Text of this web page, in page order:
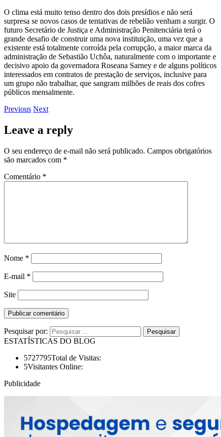
O clima está muito tenso dentro dos dois presídios e não será
surpresa se novos casos de tentativas de rebelião venham a surgir. O
futuro Secretário de Justiça e Administração Penitenciária terá o
grande desafio de construir uma nova instituição, uma vez que a
existente está totalmente corroída pela corrupção, a maior marca da
administração de Sebastião Uchôa, naturalmente com o importante e
decisivo apoio da governadora Roseana Sarney e de alguns políticos
interessados em contratos de prestação de serviços, inclusive para
um grupo não trabalhar, que sangram milhões de reais dos cofres
públicos mensalmente.
Previous Next
Leave a reply
O seu endereço de e-mail não será publicado. Campos obrigatórios
são marcados com *
Comentário *
Nome *
E-mail *
Site
Pesquisar por:
ESTATÍSTICAS DO BLOG
5727795Total de Visitas:
5Visitantes Online:
Publicidade